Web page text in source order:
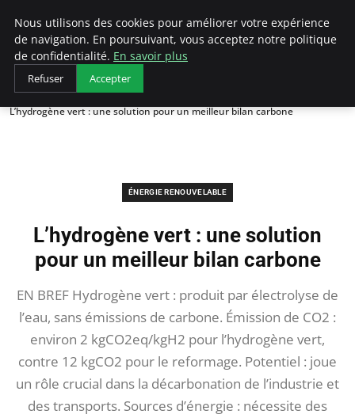
Arcticclimateemergency
Accueil
Énergie renouvelable
L’hydrogène vert : une solution pour un meilleur bilan carbone
ÉNERGIE RENOUVELABLE
L’hydrogène vert : une solution
pour un meilleur bilan carbone
EN BREF Hydrogène vert : produit par électrolyse de
l’eau, sans émissions de carbone. Émission de CO2 :
environ 2 kgCO2eq/kgH2 pour l’hydrogène vert,
contre 12 kgCO2 pour le reformage. Potentiel : joue
un rôle crucial dans la décarbonation de l’industrie et
des transports. Sources d’énergie : nécessite des
Nous utilisons des cookies pour améliorer votre expérience
de navigation. En poursuivant, vous acceptez notre politique
de confidentialité. En savoir plus
Refuser Accepter